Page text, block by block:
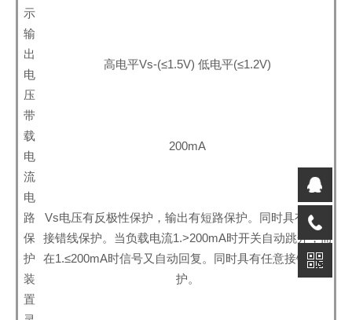
示
输
出
电
压
高电平Vs-(≤1.5V) 低电平(≤1.2V)
带
载
电
流
200mA
电
路
保
护
装
置
Vs电压有反极性保护，输出有短路保护。同时具有任意
接错线保护。当负载电流1.>200mA时开关自动跳开，而
在1.≤200mA时信号又自动回复。同时具有任意接错线保
护。